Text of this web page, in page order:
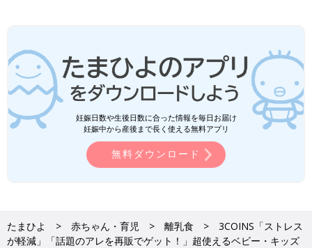
妊娠日数や生後日数に合った情報を毎日お届け
妊娠中から産後まで長く使える無料アプリ
無料ダウンロード
たまひよ 赤ちゃん・育児 離乳食
3COINS「ストレス
が軽減」「話題のアレを再販でゲット！」超使えるベビー・キッズ